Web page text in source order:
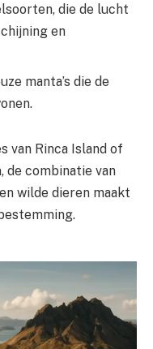
die de lucht
en
manta’s die de
van Rinca Island of
de combinatie van
wilde dieren maakt